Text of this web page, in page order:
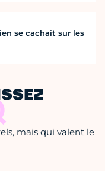
se cachait sur les
mais qui valent le